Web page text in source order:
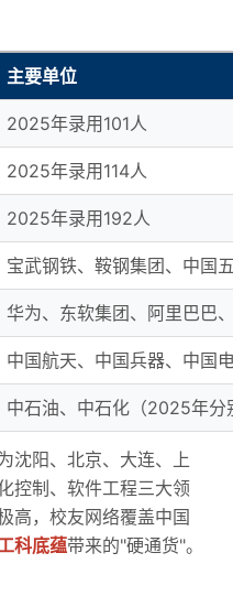
主要单位
2025年录用101人
2025年录用114人
2025年录用192人
宝武钢铁、鞍钢集团、中国
华为、东软集团、阿里巴巴
中国航天、中国兵器、中国
中石油、中石化（2025年分
沈阳、北京、大连、上
控制、软件工程三大领
高，校友网络覆盖中国
科底蕴带来的"硬通货"。